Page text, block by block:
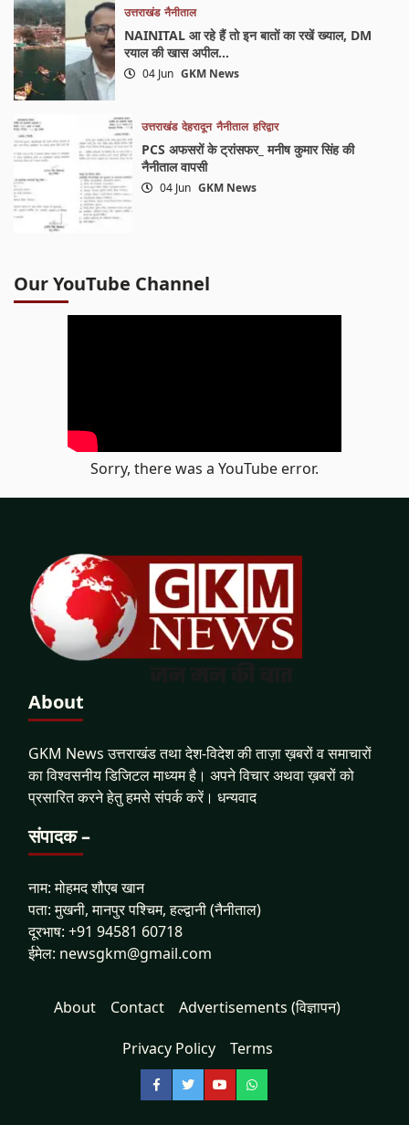
उत्तराखंड नैनीताल
NAINITAL आ रहे हैं तो इन बातों का रखें ख्याल, DM
रयाल की खास अपील…
04 Jun GKM News
उत्तराखंड देहरादून नैनीताल हरिद्वार
PCS अफसरों के ट्रांसफर_ मनीष कुमार सिंह की
नैनीताल वापसी
04 Jun GKM News
Our YouTube Channel
Sorry, there was a YouTube error.
About
GKM News उत्तराखंड तथा देश-विदेश की ताज़ा ख़बरों व समाचारों
का विश्वसनीय डिजिटल माध्यम है। अपने विचार अथवा ख़बरों को
प्रसारित करने हेतु हमसे संपर्क करें। धन्यवाद
संपादक –
नाम: मोहमद शौएब खान
पता: मुखनी, मानपुर पश्चिम, हल्द्वानी (नैनीताल)
दूरभाष: +91 94581 60718
ईमेल: newsgkm@gmail.com
About Contact Advertisements (विज्ञापन)
Privacy Policy Terms
Facebook
TwitterYouTubeWhatsApp